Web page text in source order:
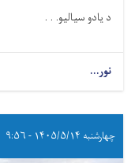
د یادو سیالیو. . .
نور...
چهارشنبه ۱۴۰۵/۵/۱۴ - ۹:۵۶